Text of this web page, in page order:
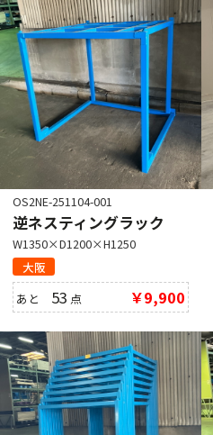
OS2NE-251104-001
逆ネスティングラック
W1350×D1200×H1250
大阪
あと 53 点 ￥9,900